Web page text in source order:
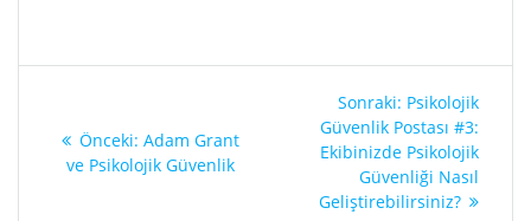
gezinmesi
Önceki: Önceki
yazı:
Adam Grant
ve Psikolojik Güvenlik
Sonraki: Sonraki
yazı:
Psikolojik
Güvenlik Postası #3:
Ekibinizde Psikolojik
Güvenliği Nasıl
Geliştirebilirsiniz?